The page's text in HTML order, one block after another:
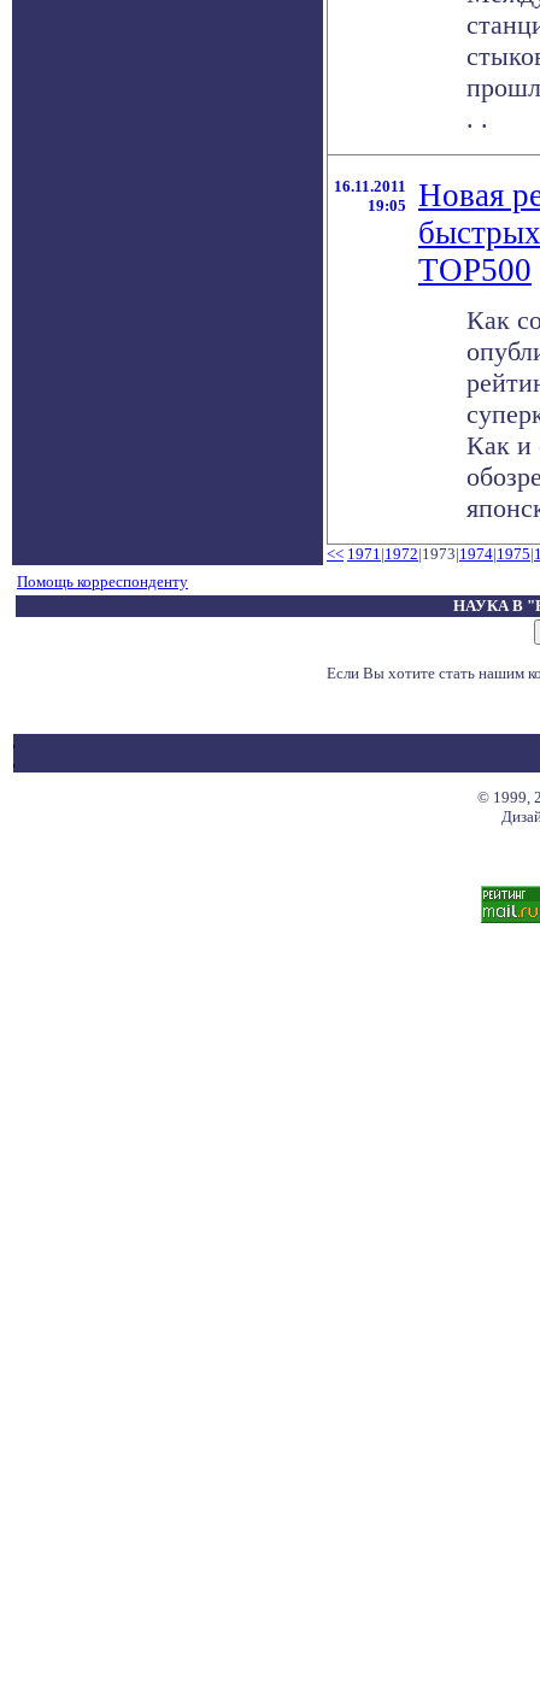
. .
16.11.2011
19:05
Новая
TOP500
Как
Как и
<< 1971|1972|1973|1974|1975|
Помощь корреспонденту
НАУКА В
Если Вы хотите стать нашим
© 1999,